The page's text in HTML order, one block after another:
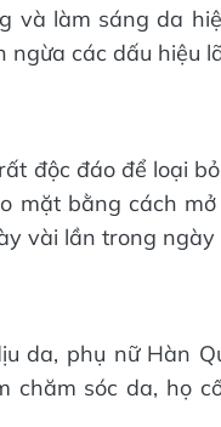
và làm sáng da
các dấu hiệu
độc đáo để loại
mặt bằng cách
vài lần trong
da, phụ nữ Hàn
chăm sóc da, họ